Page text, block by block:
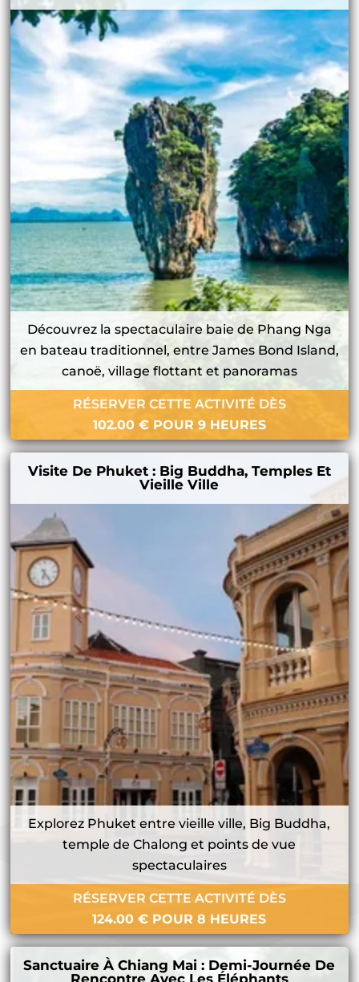
Découvrez la spectaculaire baie de Phang Nga
en bateau traditionnel, entre James Bond Island,
canoë, village flottant et panoramas
RÉSERVER CETTE ACTIVITÉ DÈS
102.00 €POUR 9 HEURES
Visite De Phuket : Big Buddha, Temples Et
Vieille Ville
Explorez Phuket entre vieille ville, Big Buddha,
temple de Chalong et points de vue
spectaculaires
RÉSERVER CETTE ACTIVITÉ DÈS
124.00€ POUR 8 HEURES
Sanctuaire À Chiang Mai : Demi-Journée De